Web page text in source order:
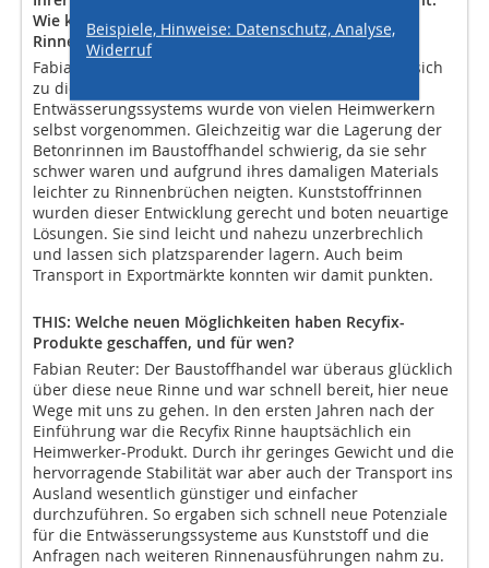
Wie kam man auf die Idee, Kunststoff für
Rinnensysteme zu verwenden?
Fabian Reuter: Der Do-it-yourself-Markt entwickelte sich
zu dieser Zeit sehr stark, der Einbau des
Entwässerungssystems wurde von vielen Heimwerkern
selbst vorgenommen. Gleichzeitig war die Lagerung der
Betonrinnen im Baustoffhandel schwierig, da sie sehr
schwer waren und aufgrund ihres damaligen Materials
leichter zu Rinnenbrüchen neigten. Kunststoffrinnen
wurden dieser Entwicklung gerecht und boten neuartige
Lösungen. Sie sind leicht und nahezu unzerbrechlich
und lassen sich platzsparender lagern. Auch beim
Transport in Exportmärkte konnten wir damit punkten.
THIS: Welche neuen Möglichkeiten haben Recyfix-
Produkte geschaffen, und für wen?
Fabian Reuter: Der Baustoffhandel war überaus glücklich
über diese neue Rinne und war schnell bereit, hier neue
Wege mit uns zu gehen. In den ersten Jahren nach der
Einführung war die Recyfix Rinne hauptsächlich ein
Heimwerker-Produkt. Durch ihr geringes Gewicht und die
hervorragende Stabilität war aber auch der Transport ins
Ausland wesentlich günstiger und einfacher
durchzuführen. So ergaben sich schnell neue Potenziale
für die Entwässerungssysteme aus Kunststoff und die
Anfragen nach weiteren Rinnenausführungen nahm zu.
Beispiele, Hinweise: Datenschutz, Analyse,
Widerruf